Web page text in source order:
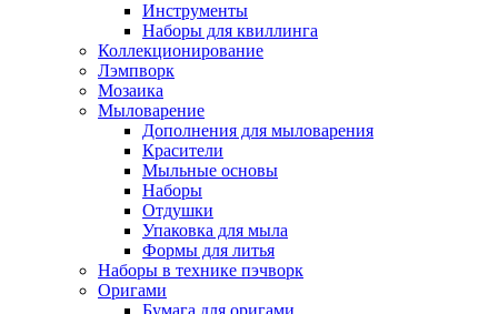
Инструменты
Наборы для квиллинга
Коллекционирование
Лэмпворк
Мозаика
Мыловарение
Дополнения для мыловарения
Красители
Мыльные основы
Наборы
Отдушки
Упаковка для мыла
Формы для литья
Наборы в технике пэчворк
Оригами
Бумага для оригами